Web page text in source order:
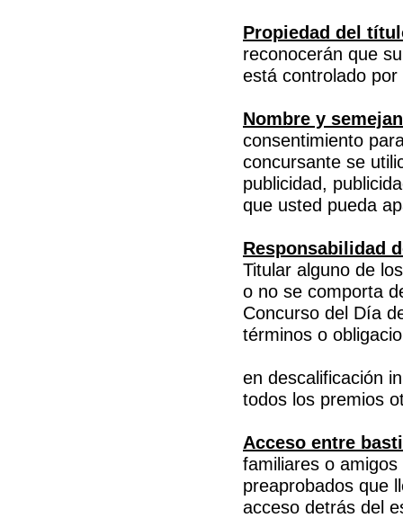
Propiedad del
reconocerán que
está controlado
Nombre y
consentimiento
concursante se
publicidad,
que usted pueda
Responsabilidad
Titular alguno de
o no se comporta
Concurso del Día
términos o
en descalificación
todos los premios
Acceso entre
familiares o
preaprobados que
acceso detrás del